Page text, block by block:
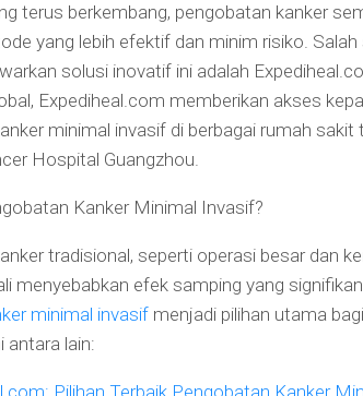
terus berkembang, pengobatan kanker
yang lebih efektif dan minim risiko. Salah
solusi inovatif ini adalah
Expediheal.com memberikan akses
minimal invasif di berbagai rumah sakit
Hospital Guangzhou.
Kanker Minimal Invasif?
tradisional, seperti operasi besar dan
menyebabkan efek samping yang
minimal invasif menjadi pilihan utama
antara lain:
Pilihan Terbaik Pengobatan Kanker